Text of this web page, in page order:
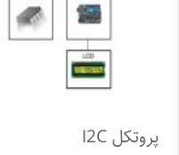
پروتکل I2C